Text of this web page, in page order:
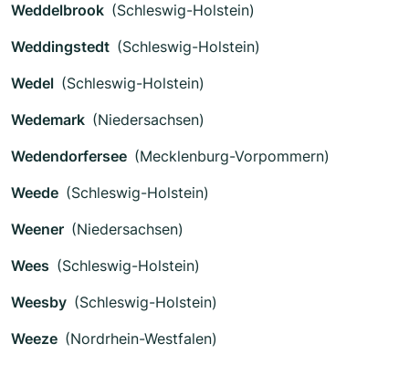
Weddelbrook (Schleswig-Holstein)
Weddingstedt (Schleswig-Holstein)
Wedel (Schleswig-Holstein)
Wedemark (Niedersachsen)
Wedendorfersee (Mecklenburg-Vorpommern)
Weede (Schleswig-Holstein)
Weener (Niedersachsen)
Wees (Schleswig-Holstein)
Weesby (Schleswig-Holstein)
Weeze (Nordrhein-Westfalen)